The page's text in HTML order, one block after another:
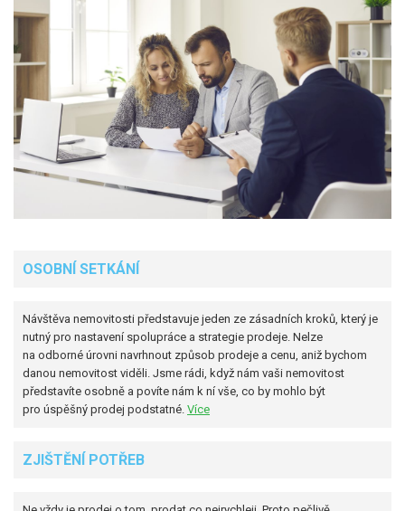
OSOBNÍ SETKÁNÍ
Návštěva nemovitosti představuje jeden ze zásadních kroků, který je
nutný pro nastavení spolupráce a strategie prodeje. Nelze
na odborné úrovni navrhnout způsob prodeje a cenu, aniž bychom
danou nemovitost viděli. Jsme rádi, když nám vaši nemovitost
představíte osobně a povíte nám k ní vše, co by mohlo být
pro úspěšný prodej podstatné. Více
ZJIŠTĚNÍ POTŘEB